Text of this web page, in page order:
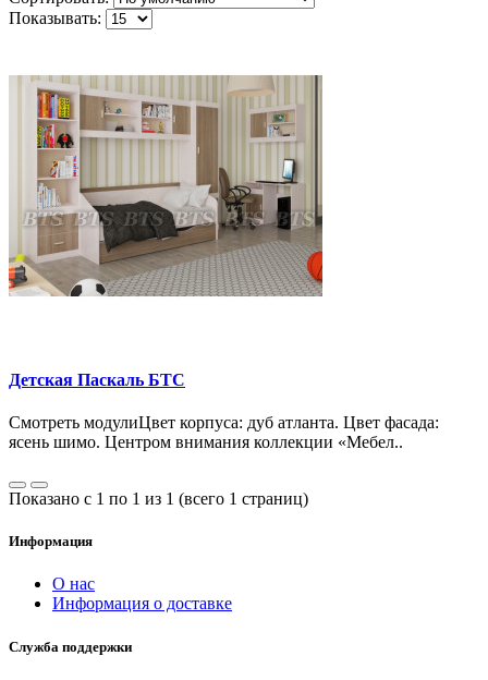
Показывать:
Детская Паскаль БТС
Смотреть модулиЦвет корпуса: дуб атланта. Цвет фасада:
ясень шимо. Центром внимания коллекции «Мебел..
Показано с 1 по 1 из 1 (всего 1 страниц)
Информация
О нас
Информация о доставке
Служба поддержки